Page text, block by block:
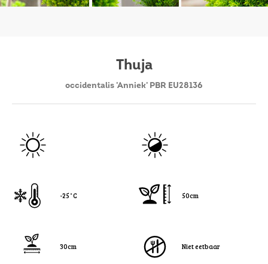
Thuja
occidentalis 'Anniek' PBR EU28136
-25˚C 50cm
30cm Niet eetbaar